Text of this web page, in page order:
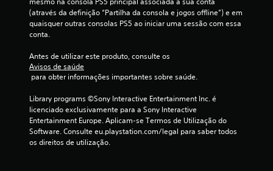
x
i
e
(através da definição “Partilha da consola e jogos offline”) e em
quaisquer outras consolas PS5 ao iniciar uma sessão com essa
conta.
Antes de utilizar este produto, consulte os
Avisos de saúde
para obter informações importantes sobre saúde.
Library programs ©Sony Interactive Entertainment Inc. é
licenciado exclusivamente para a Sony Interactive
Entertainment Europe. Aplicam-se Termos de Utilização do
Software. Consulte eu.playstation.com/legal para saber todos
os direitos de utilização.